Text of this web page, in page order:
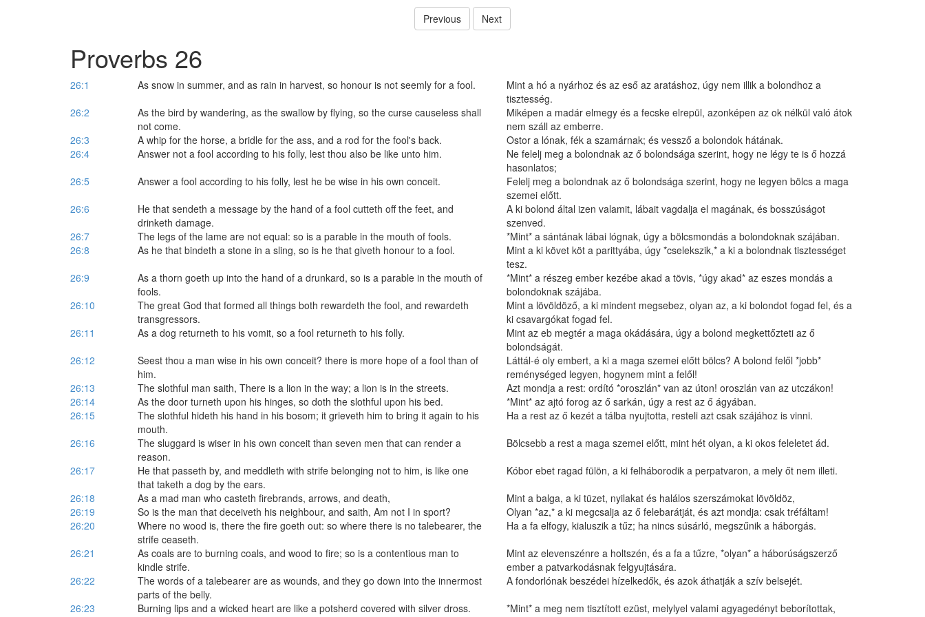
Previous Next
Proverbs 26
26:1 As snow in summer, and as rain in harvest, so honour is not seemly for a fool.
Mint a hó a nyárhoz és az eső az aratáshoz, úgy nem illik a bolondhoz a
tisztesség.
26:2
As the bird by wandering, as the swallow by flying, so the curse causeless shall
not come.
Miképen a madár elmegy és a fecske elrepül, azonképen az ok nélkül való átok
nem száll az emberre.
26:3
A whip for the horse, a bridle for the ass, and a rod for the fool's back.
Ostor a lónak, fék a szamárnak; és vessző a bolondok hátának.
26:4
Answer not a fool according to his folly, lest thou also be like unto him.
Ne felelj meg a bolondnak az ő bolondsága szerint, hogy ne légy te is ő hozzá
hasonlatos;
26:5
Answer a fool according to his folly, lest he be wise in his own conceit.
Felelj meg a bolondnak az ő bolondsága szerint, hogy ne legyen bölcs a maga
szemei előtt.
26:6
He that sendeth a message by the hand of a fool cutteth off the feet, and
drinketh damage.
A ki bolond által izen valamit, lábait vagdalja el magának, és bosszúságot
szenved.
26:7
The legs of the lame are not equal: so is a parable in the mouth of fools.
*Mint* a sántának lábai lógnak, úgy a bölcsmondás a bolondoknak szájában.
26:8
As he that bindeth a stone in a sling, so is he that giveth honour to a fool.
Mint a ki követ köt a parittyába, úgy *cselekszik,* a ki a bolondnak tisztességet
tesz.
26:9
As a thorn goeth up into the hand of a drunkard, so is a parable in the mouth of
fools.
*Mint* a részeg ember kezébe akad a tövis, *úgy akad* az eszes mondás a
bolondoknak szájába.
26:10
The great God that formed all things both rewardeth the fool, and rewardeth
transgressors.
Mint a lövöldöző, a ki mindent megsebez, olyan az, a ki bolondot fogad fel, és a
ki csavargókat fogad fel.
26:11
As a dog returneth to his vomit, so a fool returneth to his folly.
Mint az eb megtér a maga okádására, úgy a bolond megkettőzteti az ő
bolondságát.
26:12
Seest thou a man wise in his own conceit? there is more hope of a fool than of
him.
Láttál-é oly embert, a ki a maga szemei előtt bölcs? A bolond felől *jobb*
reménységed legyen, hogynem mint a felől!
26:13
The slothful man saith, There is a lion in the way; a lion is in the streets.
Azt mondja a rest: ordító *oroszlán* van az úton! oroszlán van az utczákon!
26:14
As the door turneth upon his hinges, so doth the slothful upon his bed.
*Mint* az ajtó forog az ő sarkán, úgy a rest az ő ágyában.
26:15
The slothful hideth his hand in his bosom; it grieveth him to bring it again to his
mouth.
Ha a rest az ő kezét a tálba nyujtotta, resteli azt csak szájához is vinni.
26:16
The sluggard is wiser in his own conceit than seven men that can render a
reason.
Bölcsebb a rest a maga szemei előtt, mint hét olyan, a ki okos feleletet ád.
26:17
He that passeth by, and meddleth with strife belonging not to him, is like one
that taketh a dog by the ears.
Kóbor ebet ragad fülön, a ki felháborodik a perpatvaron, a mely őt nem illeti.
26:18
As a mad man who casteth firebrands, arrows, and death,
Mint a balga, a ki tüzet, nyilakat és halálos szerszámokat lövöldöz,
26:19
So is the man that deceiveth his neighbour, and saith, Am not I in sport?
Olyan *az,* a ki megcsalja az ő felebarátját, és azt mondja: csak tréfáltam!
26:20
Where no wood is, there the fire goeth out: so where there is no talebearer, the
strife ceaseth.
Ha a fa elfogy, kialuszik a tűz; ha nincs súsárló, megszűnik a háborgás.
26:21
As coals are to burning coals, and wood to fire; so is a contentious man to
kindle strife.
Mint az elevenszénre a holtszén, és a fa a tűzre, *olyan* a háborúságszerző
ember a patvarkodásnak felgyujtására.
26:22
The words of a talebearer are as wounds, and they go down into the innermost
parts of the belly.
A fondorlónak beszédei hízelkedők, és azok áthatják a szív belsejét.
26:23
Burning lips and a wicked heart are like a potsherd covered with silver dross.
*Mint* a meg nem tisztított ezüst, melylyel valami agyagedényt beborítottak,